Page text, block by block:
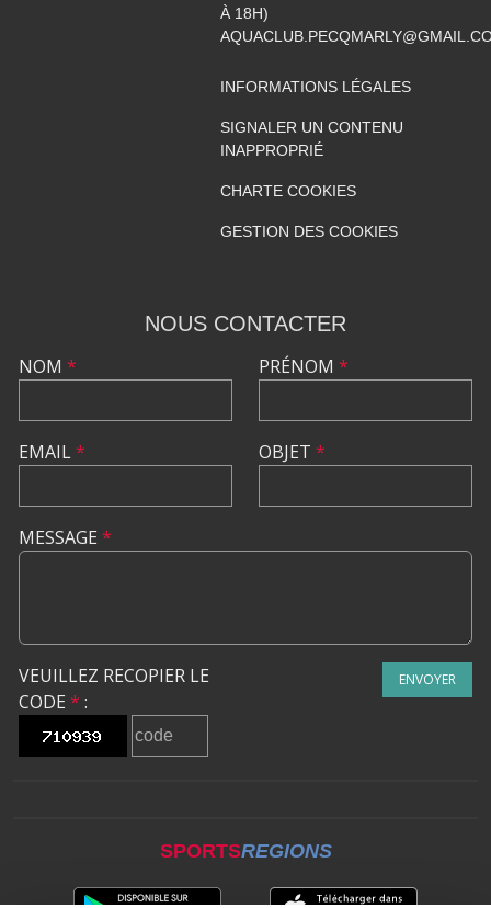
À 18H)
INFORMATIONS LÉGALES
SIGNALER UN CONTENU
INAPPROPRIÉ
CHARTE COOKIES
GESTION DES COOKIES
NOUS CONTACTER
NOM *
EMAIL*
PRÉNOM *
OBJET *
MESSAGE *
VEUILLEZ RECOPIER LE
CODE * :
ENVOYER
SPORTSREGIONS